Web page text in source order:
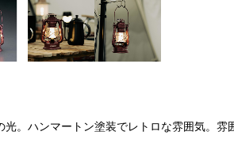
。ハンマートン塗装でレトロな雰囲気。雰